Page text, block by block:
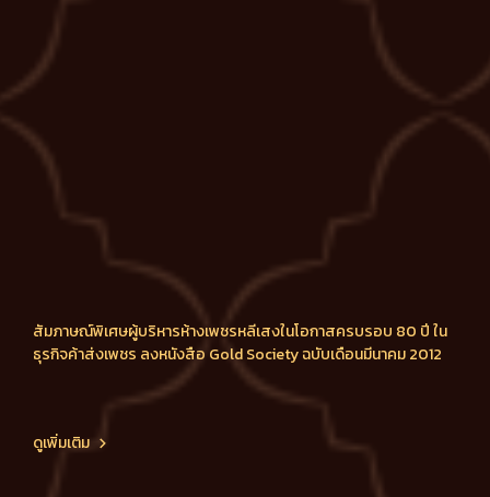
สัมภาษณ์พิเศษผู้บริหารห้างเพชรหลีเสงในโอกาสครบรอบ 80 ปี ใน
ธุรกิจค้าส่งเพชร ลงหนังสือ Gold Society ฉบับเดือนมีนาคม 2012
ดูเพิ่มเติม